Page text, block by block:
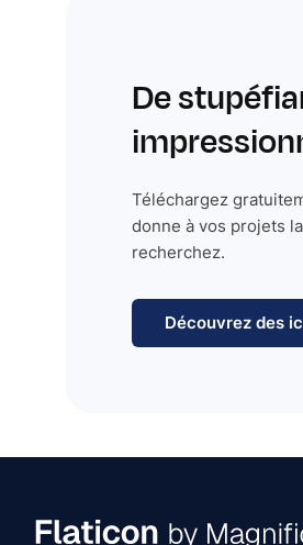
De
Téléchargez
donne à vos projets
recherchez.
Découvrez des